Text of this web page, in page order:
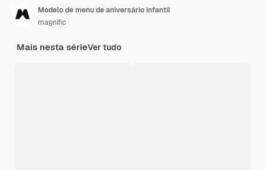
Modelo de menu de aniversário infantil
magnific
Mais nesta sérieVer tudo